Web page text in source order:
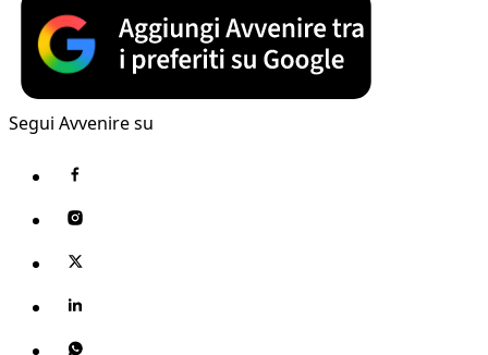
Segui Avvenire su